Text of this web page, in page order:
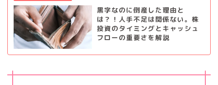
黒字なのに倒産した理由と
は？！人手不足は関係ない。株
投資のタイミングとキャッシュ
フローの重要さを解説